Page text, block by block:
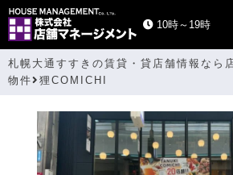
10時～19時
札幌大通すすきの賃貸・貸店舗情報なら
物件
狸COMICHI